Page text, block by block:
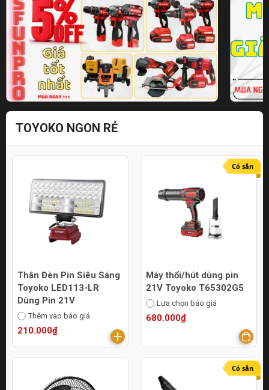
TOYOKO NGON RẺ
Thân Đèn Pin Siêu Sáng
Toyoko LED113-LR
Dùng Pin 21V
Thêm vào báo giá
210.000₫
Có sẵn
Máy thổi/hút dùng pin
21V Toyoko T65302G5
Lựa chọn báo giá
680.000₫
Có sẵn